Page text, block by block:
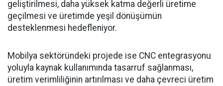
geliştirilmesi, daha yüksek katma değerli üretime
geçilmesi ve üretimde yeşil dönüşümün
desteklenmesi hedefleniyor.
Mobilya sektöründeki projede ise CNC entegrasyonu
yoluyla kaynak kullanımında tasarruf sağlanması,
üretim verimliliğinin artırılması ve daha çevreci üretim